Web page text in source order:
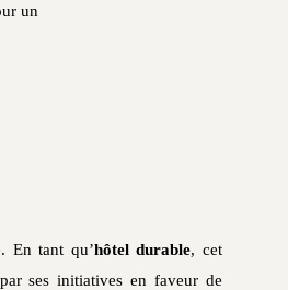
un
En tant qu’hôtel durable, cet
ses initiatives en faveur de